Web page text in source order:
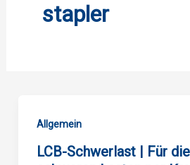
stapler
Allgemein
LCB-Schwerlast | Für